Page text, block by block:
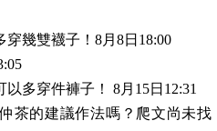
幾雙襪子！8月8日18:00
多穿件褲子！ 8月15日12:31
茶的建議作法嗎？爬文尚未找